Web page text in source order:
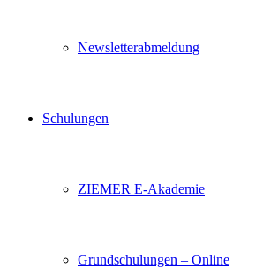
Newsletterabmeldung
Schulungen
ZIEMER E-Akademie
Grundschulungen – Online